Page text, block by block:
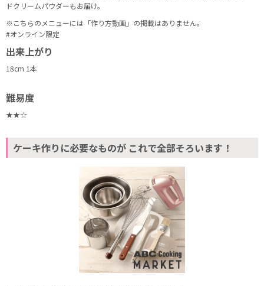
ドクリームパウダーもお届け。
※こちらのメニューには「作り方動画」の掲載はありません。
#オンライン限定
出来上がり
18cm 1本
難易度
★★☆
ケーキ作りに必要なものが これで全部そろいます！